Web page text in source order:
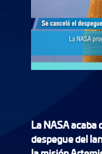
LaNASAacaba
despegue del